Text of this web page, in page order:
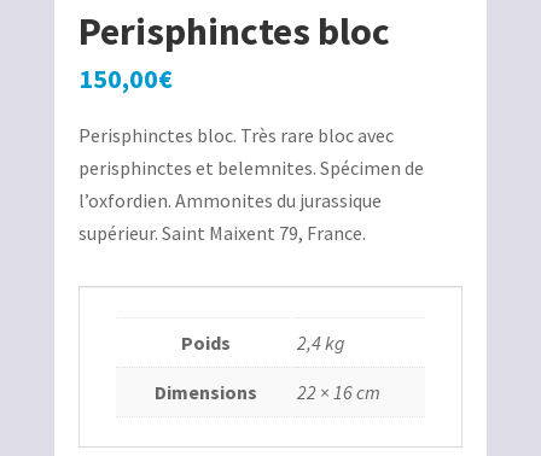
Perisphinctes bloc
150,00€
Perisphinctes bloc. Très rare bloc avec
perisphinctes et belemnites. Spécimen de
l’oxfordien. Ammonites du jurassique
supérieur. Saint Maixent 79, France.
Poids 2,4 kg
Dimensions 22 × 16 cm